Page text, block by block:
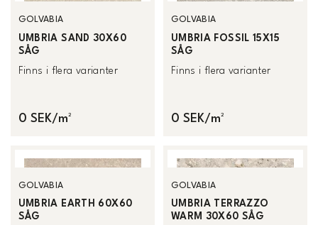
GOLVABIA
UMBRIA SAND 30X60
SÅG
Finns i flera varianter
0 SEK/m²
GOLVABIA
UMBRIA FOSSIL 15X15
SÅG
Finns i flera varianter
0 SEK/m²
GOLVABIA
UMBRIA EARTH 60X60
SÅG
GOLVABIA
UMBRIA TERRAZZO
WARM 30X60 SÅG